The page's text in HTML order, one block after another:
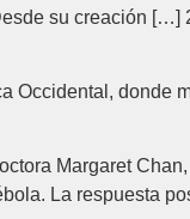
su creación […]
Occidental, donde
Margaret
La respuesta